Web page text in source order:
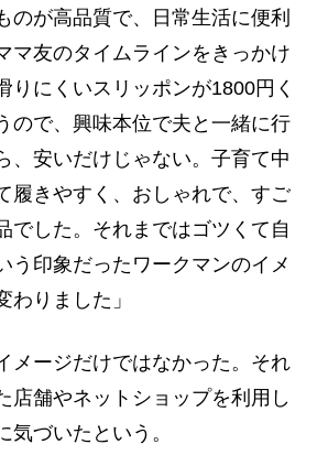
のが高品質で、日常生活に便利
マ友のタイムラインをきっかけ
りにくいスリッポンが1800円く
ので、興味本位で夫と一緒に行
、安いだけじゃない。子育て中
履きやすく、おしゃれで、すご
でした。それまではゴツくて自
う印象だったワークマンのイメ
わりました」
メージだけではなかった。それ
店舗やネットショップを利用し
気づいたという。